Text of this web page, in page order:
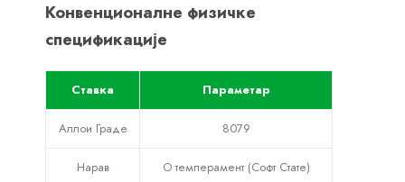
Конвенционалне физичке
спецификације
Ставка Параметар
Аллои Граде 8079
Нарав О темперамент (Софт Стате)